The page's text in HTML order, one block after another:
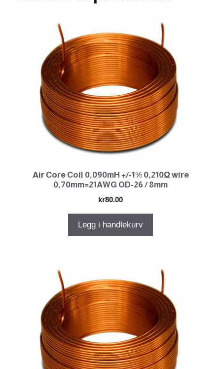
Air Core Coil 0,090mH +/-1% 0,210Ω wire
0,70mm=21AWG OD-26 / 8mm
kr80.00
Legg i handlekurv